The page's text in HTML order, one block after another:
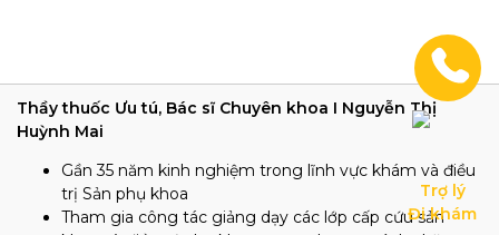
Thầy thuốc Ưu tú, Bác sĩ Chuyên khoa I Nguyễn Thị
Huỳnh Mai
Gần 35 năm kinh nghiệm trong lĩnh vực khám và điều
trị Sản phụ khoa
Tham gia công tác giảng dạy các lớp cấp cứu sản
Trợ lý
Đi khám